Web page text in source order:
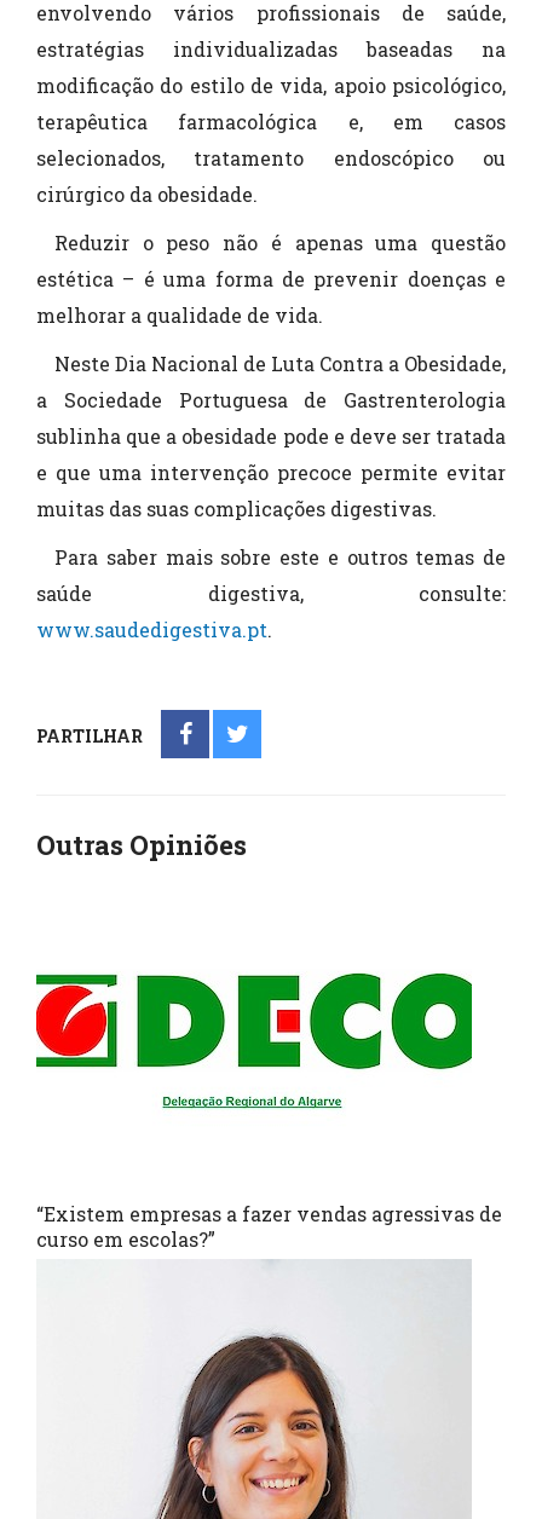
envolvendo vários profissionais de saúde,
estratégias individualizadas baseadas na
modificação do estilo de vida, apoio psicológico,
terapêutica farmacológica e, em casos
selecionados, tratamento endoscópico ou
cirúrgico da obesidade.
Reduzir o peso não é apenas uma questão
estética – é uma forma de prevenir doenças e
melhorar a qualidade de vida.
Neste Dia Nacional de Luta Contra a Obesidade,
a Sociedade Portuguesa de Gastrenterologia
sublinha que a obesidade pode e deve ser tratada
e que uma intervenção precoce permite evitar
muitas das suas complicações digestivas.
Para saber mais sobre este e outros temas de
saúde digestiva, consulte:
www.saudedigestiva.pt.
PARTILHAR
Outras Opiniões
“Existem empresas a fazer vendas agressivas de
curso em escolas?”